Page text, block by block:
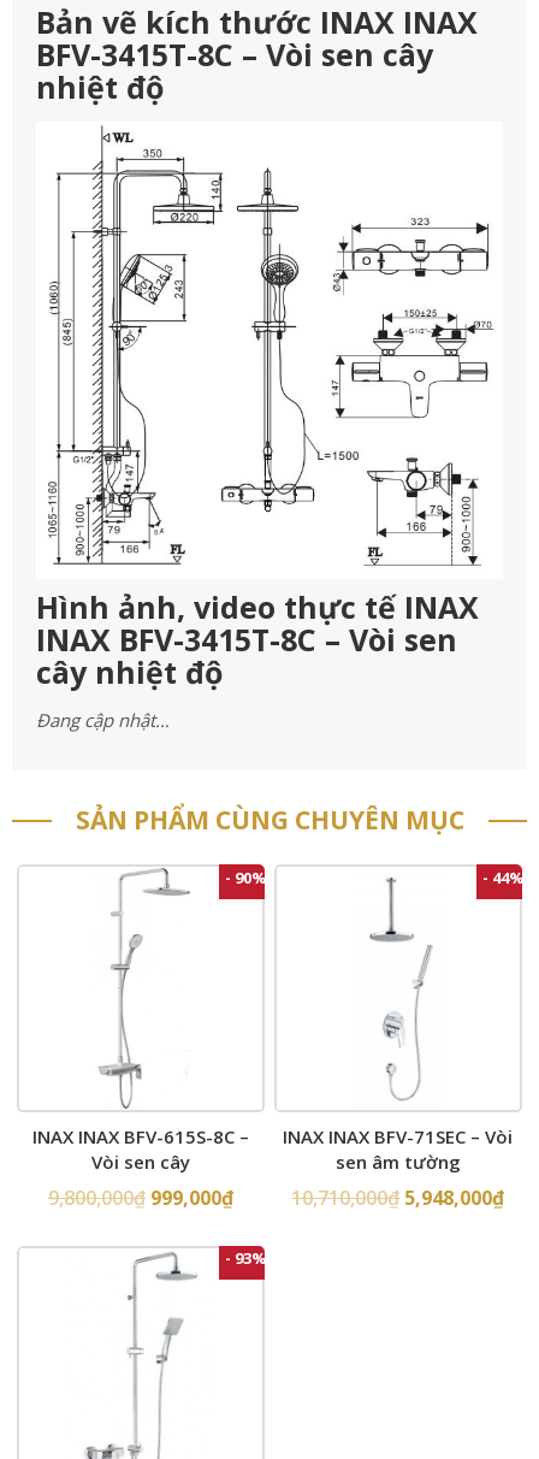
Bản vẽ kích thước INAX INAX
BFV-3415T-8C – Vòi sen cây
nhiệt độ
Hình ảnh, video thực tế INAX
INAX BFV-3415T-8C – Vòi sen
cây nhiệt độ
Đang cập nhật…
SẢN PHẨM CÙNG CHUYÊN MỤC
- 90%
INAX INAX BFV-615S-8C –
Vòi sen cây
9,800,000₫ 999,000₫
- 44%
INAX INAX BFV-71SEC – Vòi
sen âm tường
10,710,000₫ 5,948,000₫
- 93%